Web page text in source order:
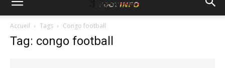
Accueil Tags Congo football
Tag: congo football